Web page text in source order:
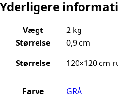
Yderligere
Vægt
2 kg
Størrelse
0,9 cm
Størrelse
120×120 cm
Farve GRÅ